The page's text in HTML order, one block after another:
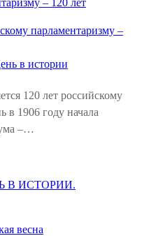
парламентаризму –
в истории
120 лет российскому
в 1906 году начала
–…
весна